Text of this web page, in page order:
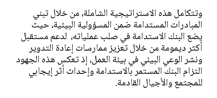
وتتكامل هذه الاستراتيجية الشاملة، من خلال تبني
المبادرات المستدامة ضمن المسؤولية البيئية، حيث
يضع البنك الاستدامة في صلب عملياته، لدعم مستقبل
أكثر ديمومة من خلال تعزيز ممارسات إعادة التدوير
ونشر الوعي البيئي في بيئة العمل، إذ تعكس هذه الجهود
التزام البنك المستمر بالاستدامة وإحداث أثر إيجابي
للمجتمع والأجيال القادمة.